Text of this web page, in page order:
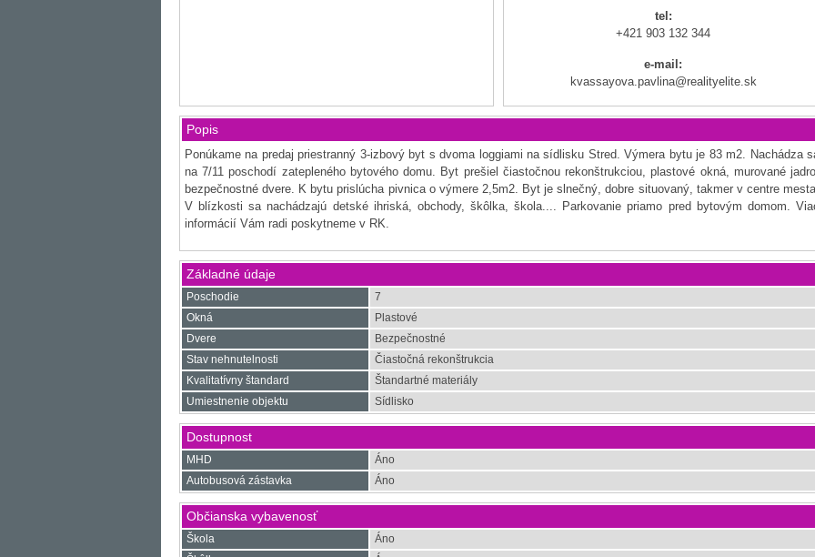
tel:
+421 903 132 344
e-mail:
kvassayova.pavlina@realityelite.sk
Popis
Ponúkame na predaj priestranný 3-izbový byt s dvoma loggiami na sídlisku Stred. Výmera bytu je 83 m2. Nachádza
na 7/11 poschodí zatepleného bytového domu. Byt prešiel čiastočnou rekonštrukciou, plastové okná, murované
bezpečnostné dvere. K bytu prislúcha pivnica o výmere 2,5m2. Byt je slnečný, dobre situovaný, takmer v centre
V blízkosti sa nachádzajú detské ihriská, obchody, škôlka, škola.... Parkovanie priamo pred bytovým domom.
informácií Vám radi poskytneme v RK.
Základné údaje
Poschodie
7
Okná
Plastové
Dvere
Bezpečnostné
Stav nehnutelnosti
Čiastočná rekonštrukcia
Kvalitatívny štandard
Štandartné materiály
Umiestnenie objektu
Sídlisko
Dostupnost
MHD
Áno
Autobusová zástavka
Áno
Občianska vybavenosť
Škola
Áno